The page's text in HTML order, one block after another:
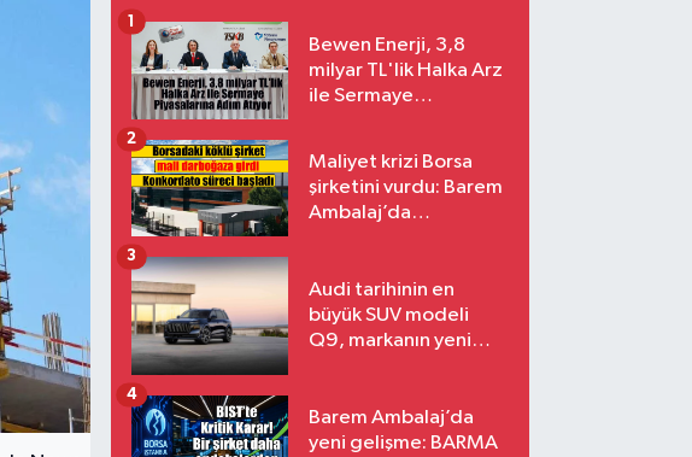
Bewen Enerji, 3,8
milyar TL'lik Halka Arz
ile Sermaye
1
Maliyet krizi Borsa
şirketini vurdu: Barem
Ambalaj’da
2
Audi tarihinin en
büyük SUV modeli
Q9, markanın yeni
3
Barem Ambalaj’da
yeni gelişme: BARMA
4